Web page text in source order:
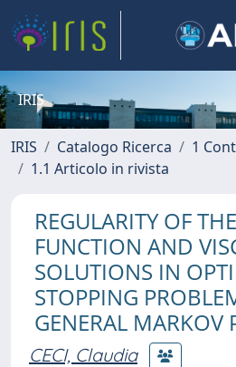
IRIS
IRIS Catalogo Ricerca
1
1.1 Articolo in rivista
REGULARITY OF
FUNCTION AND
SOLUTIONS IN
STOPPING
GENERAL MARKOV
CECI, Claudia